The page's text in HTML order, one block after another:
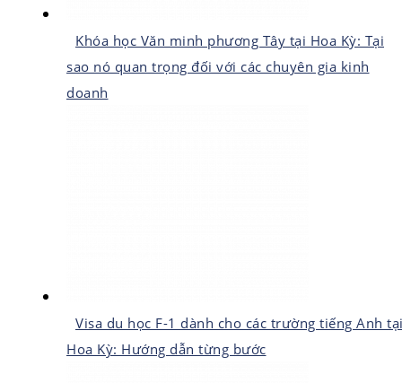
Khóa học Văn minh phương Tây tại Hoa Kỳ: Tại
sao nó quan trọng đối với các chuyên gia kinh
doanh
Visa du học F-1 dành cho các trường tiếng Anh
Hoa Kỳ: Hướng dẫn từng bước